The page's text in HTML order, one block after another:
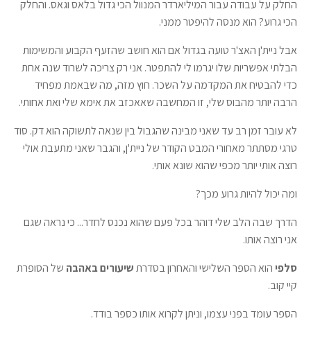
החלק על עבודה עבור המיליארדר המנוול הכי גדול בלאס וגאס. והחלק
הכי גרוע? הוא מנסה להיפטר ממני.
אבל ניית'ן האצ'ר טועה בגדול אם הוא חושב שהזעף הקבוע והמשימות
הבלתי אפשריות שלו יגרמו לי להתפטר. אני רק צריכה לשרוד שנה אחת
כדי להבטיח את המקדמה על השכר. חוץ מזה, מה שבאמת מפחיד
הרבה יותר מהבוס שלי, זו המחשבה שאאכזב את אימא שלי ואת אחותי.
לא עובר זמן רב עד שאני מבינה שהגבול בין שנאה לתשוקה הוא דק. סוד
טרגי מסתתר מאחורי המבט הקודר של ניית'ן, והגבר שאני מתעבת אולי
רוצה אותי יותר מכפי שהוא שונא אותי.
ומה יכול להיות גרוע מכך?
הדרך שבה הלב שלי דוהר בכל פעם שהוא נכנס לחדר... כי נראה שגם
אני רוצה אותו.
סלפי הוא הספר השלישי והאחרון בסדרתשיעורים באהבה של הסופרת
קיי קוב.
הספר עומד בפני עצמו, וניתן לקרוא אותו כספר בודד.